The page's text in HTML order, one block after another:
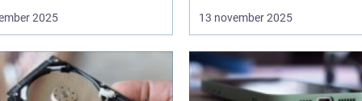
2025 13 november 2025